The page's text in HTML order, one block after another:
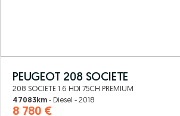
PEUGEOT 208 SOCIETE
208 SOCIETE 1.6 HDI 75CH PREMIUM
47083km - Diesel - 2018
8 780 €